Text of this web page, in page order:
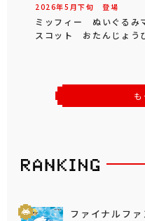
2026年5 月下旬 登場
ミッフィー ぬいぐるみ
スコット おたんじょう
ファイナルフ